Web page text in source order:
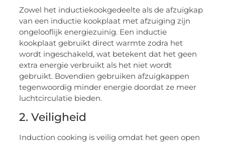
Zowel het inductiekookgedeelte als de afzuigkap
van een inductie kookplaat met afzuiging zijn
ongelooflijk energiezuinig. Een inductie
kookplaat gebruikt direct warmte zodra het
wordt ingeschakeld, wat betekent dat het geen
extra energie verbruikt als het niet wordt
gebruikt. Bovendien gebruiken afzuigkappen
tegenwoordig minder energie doordat ze meer
luchtcirculatie bieden.
2. Veiligheid
Induction cooking is veilig omdat het geen open